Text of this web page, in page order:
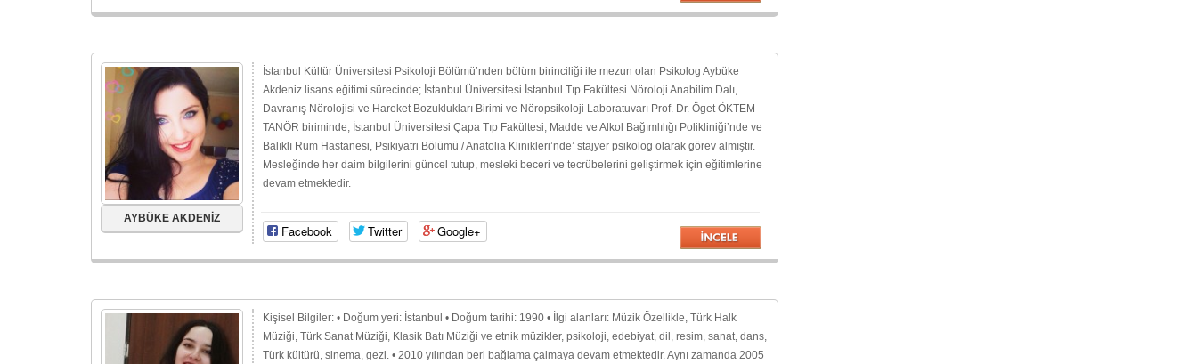
AYBÜKE AKDENİZ
İstanbul Kültür Üniversitesi Psikoloji Bölümü’nden bölüm birinciliği ile mezun olan Psikolog Aybüke
Akdeniz lisans eğitimi sürecinde; İstanbul Üniversitesi İstanbul Tıp Fakültesi Nöroloji Anabilim Dalı,
Davranış Nörolojisi ve Hareket Bozuklukları Birimi ve Nöropsikoloji Laboratuvarı Prof. Dr. Öget ÖKTEM
TANÖR biriminde, İstanbul Üniversitesi Çapa Tıp Fakültesi, Madde ve Alkol Bağımlılığı Polikliniği’nde ve
Balıklı Rum Hastanesi, Psikiyatri Bölümü / Anatolia Klinikleri’nde’ stajyer psikolog olarak görev almıştır.
Mesleğinde her daim bilgilerini güncel tutup, mesleki beceri ve tecrübelerini geliştirmek için eğitimlerine
devam etmektedir.
Facebook Twitter Google+
Kişisel Bilgiler: • Doğum yeri: İstanbul • Doğum tarihi: 1990 • İlgi alanları: Müzik Özellikle, Türk Halk
Müziği, Türk Sanat Müziği, Klasik Batı Müziği ve etnik müzikler, psikoloji, edebiyat, dil, resim, sanat, dans,
Türk kültürü, sinema, gezi. • 2010 yılından beri bağlama çalmaya devam etmektedir. Aynı zamanda 2005